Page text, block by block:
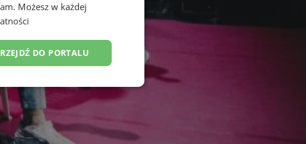
. Możesz w każdej
DO PORTALU
Niesklasyfikowane